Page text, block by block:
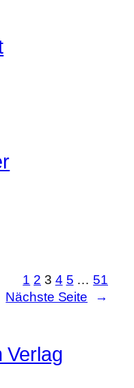
1 2 3 4 5 … 51
Nächste Seite
→
Verlag